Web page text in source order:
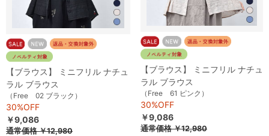
【ブラウス】 ミニフリル ナチュ
ラル ブラウス
（Free 02 ブラック）
30%OFF
￥9,086
通常価格￥12,980
【ブラウス】 ミニフリル ナチュ
ラル ブラウス
（Free 61 ピンク）
30%OFF
￥9,086
通常価格￥12,980